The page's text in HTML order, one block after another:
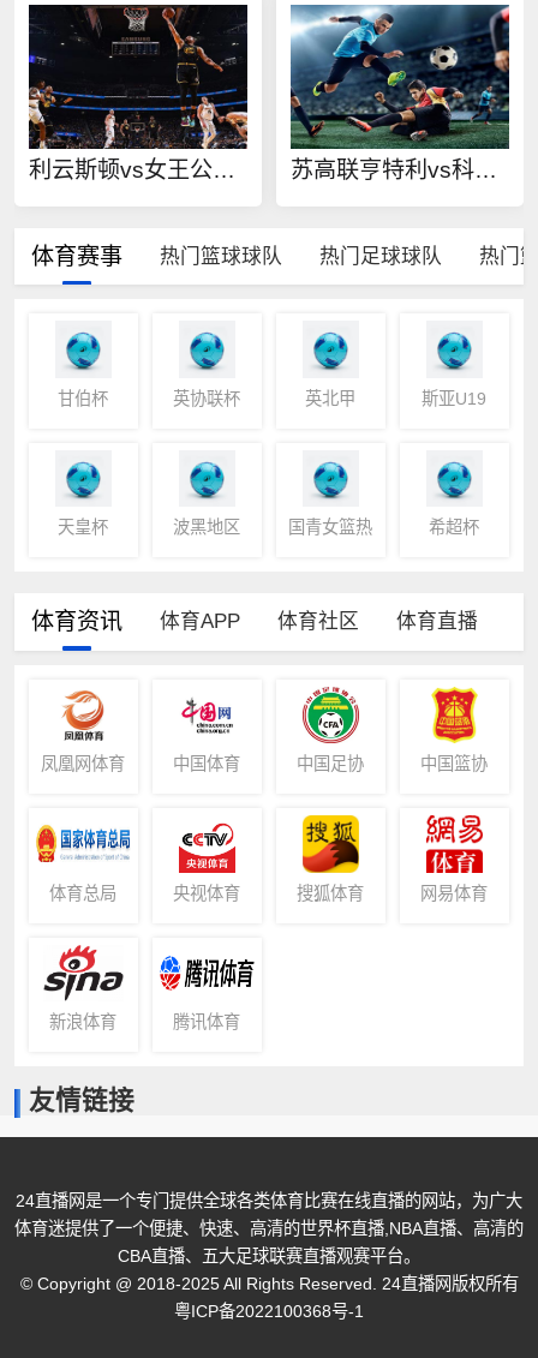
利云斯顿vs女王公园FC直播 苏高联亨特利vs科莱池那库丁在线观看
体育赛事 热门篮球球队 热门足球球队 热门
甘伯杯 英协联杯 英北甲 斯亚U19
天皇杯 波黑地区 国青女篮热 希超杯
体育资讯 体育APP 体育社区 体育直播
凤凰网体育 中国体育 中国足协 中国篮协
体育总局 央视体育 搜狐体育 网易体育
新浪体育 腾讯体育
友情链接
24直播网是一个专门提供全球各类体育比赛在线直播的网站，为广大
体育迷提供了一个便捷、快速、高清的世界杯直播,NBA直播、高清的
CBA直播、五大足球联赛直播观赛平台。
© Copyright @ 2018-2025 All Rights Reserved. 24直播网版权所有
粤ICP备2022100368号-1